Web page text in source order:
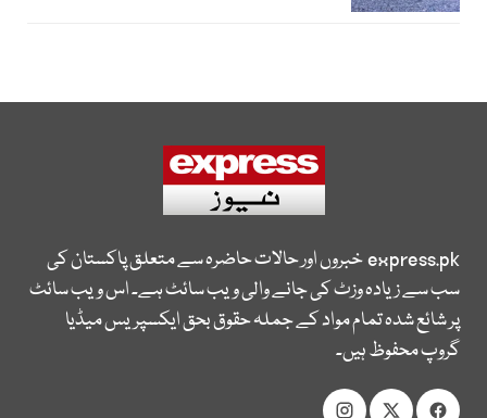
express.pkخبروں اور حالات حاضرہ سے متعلق پاکستان کی
سب سے زیادہ وزٹ کی جانے والی ویب سائٹ ہے۔ اس ویب سائٹ
پر شائع شدہ تمام مواد کے جملہ حقوق بحق ایکسپریس میڈیا
گروپ محفوظ ہیں۔